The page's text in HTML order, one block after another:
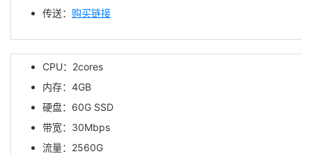
传送： 购买链接
CPU：2cores
内存：4GB
硬盘：60G SSD
带宽：30Mbps
流量：2560G